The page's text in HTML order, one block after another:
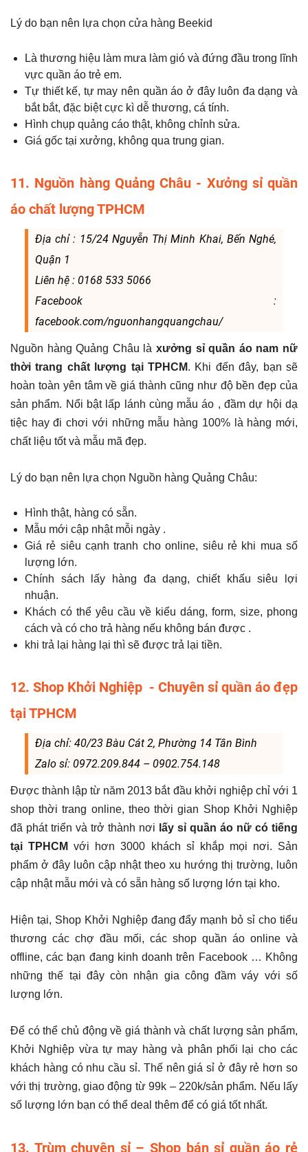
Lý do bạn nên lựa chọn cửa hàng Beekid
Là thương hiệu làm mưa làm gió và đứng đầu trong lĩnh
vực quần áo trẻ em.
Tự thiết kế, tự may nên quần áo ở đây luôn đa dạng và
bắt bắt, đặc biệt cực kì dễ thương, cá tính.
Hình chụp quảng cáo thật, không chỉnh sửa.
Giá gốc tại xưởng, không qua trung gian.
11. Nguồn hàng Quảng Châu - Xưởng sỉ quần
áo chất lượng TPHCM
Địa chỉ : 15/24 Nguyễn Thị Minh Khai, Bến Nghé,
Quận 1
Liên hệ : 0168 533 5066
Facebook :
facebook.com/nguonhangquangchau/
Nguồn hàng Quảng Châu là xưởng sỉ quần áo nam nữ
thời trang chất lượng tại TPHCM. Khi đến đây, bạn sẽ
hoàn toàn yên tâm về giá thành cũng như độ bền đẹp của
sản phẩm. Nổi bật lấp lánh cùng mẫu áo , đầm dự hội dạ
tiệc hay đi chơi với những mẫu hàng 100% là hàng mới,
chất liệu tốt và mẫu mã đẹp.
Lý do bạn nên lựa chọn Nguồn hàng Quảng Châu:
Hình thật, hàng có sẵn.
Mẫu mới cập nhật mỗi ngày .
Giá rẻ siêu cạnh tranh cho online, siêu rẻ khi mua số
lượng lớn.
Chính sách lấy hàng đa dạng, chiết khấu siêu lợi
nhuận.
Khách có thể yêu cầu về kiểu dáng, form, size, phong
cách và có cho trả hàng nếu không bán được .
khi trả lại hàng lại thì sẽ được trả lại tiền.
12. Shop Khởi Nghiệp - Chuyên sỉ quần áo đẹp
tại TPHCM
Địa chỉ: 40/23 Bàu Cát 2, Phường 14 Tân Bình
Zalo sỉ: 0972.209.844 – 0902.754.148
Được thành lập từ năm 2013 bắt đầu khởi nghiệp chỉ với 1
shop thời trang online, theo thời gian Shop Khởi Nghiệp
đã phát triển và trở thành nơi lấy sỉ quần áo nữ có tiếng
tại TPHCM với hơn 3000 khách sỉ khắp mọi nơi. Sản
phẩm ở đây luôn cập nhật theo xu hướng thị trường, luôn
cập nhật mẫu mới và có sẵn hàng số lượng lớn tại kho.
Hiện tại, Shop Khởi Nghiệp đang đẩy mạnh bỏ sỉ cho tiểu
thương các chợ đầu mối, các shop quần áo online và
offline, các bạn đang kinh doanh trên Facebook … Không
những thế tại đây còn nhận gia công đầm váy với số
lượng lớn.
Để có thể chủ động về giá thành và chất lượng sản phẩm,
Khởi Nghiệp vừa tự may hàng và phân phối lại cho các
khách hàng có nhu cầu sỉ. Thế nên giá sỉ ở đây rẻ hơn so
với thị trường, giao động từ 99k – 220k/sản phẩm. Nếu lấy
số lượng lớn bạn có thể deal thêm để có giá tốt nhất.
13. Trùm chuyên sỉ – Shop bán sỉ quần áo rẻ